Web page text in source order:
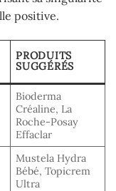
positive.
PRODUITS
SUGGÉRÉS
Bioderma
Créaline, La
Roche-Posay
Effaclar
Mustela Hydra
Bébé, Topicrem
Ultra